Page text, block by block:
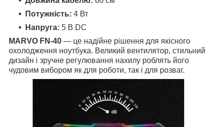
Потужність: 4 Вт
Напруга: 5 В DC
MARVO FN-40 — це надійне рішення для якісного
охолодження ноутбука. Великий вентилятор, стильний
дизайн і зручне регулювання нахилу роблять його
чудовим вибором як для роботи, так і для розваг.